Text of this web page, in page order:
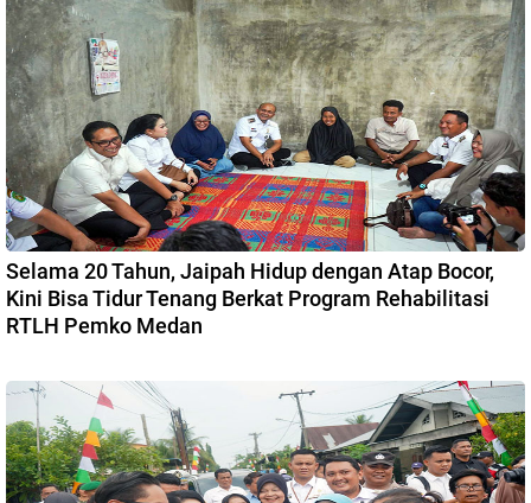
Selama 20 Tahun, Jaipah Hidup dengan Atap Bocor,
Kini Bisa Tidur Tenang Berkat Program Rehabilitasi
RTLH Pemko Medan